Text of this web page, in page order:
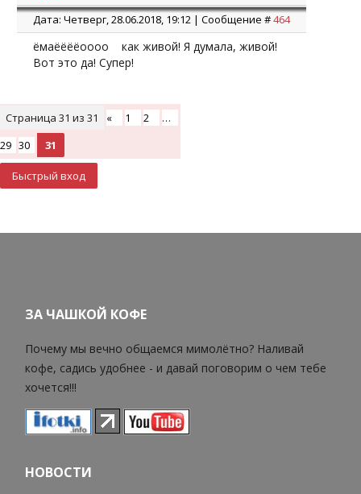
Дата: Четверг, 28.06.2018, 19:12 | Сообщение #464
ёмаёёёёоооо как живой! Я думала, живой!
Вот это да! Супер!
Страница 31 из 31 « 1 2
…
29 30 31
ЗА ЧАШКОЙ КОФЕ
Почему мы вечно общаемся мимолётно? Наливай
кофе, садись удобнее - и давай поговорим о чем тебе
хочется!!!
НОВОСТИ